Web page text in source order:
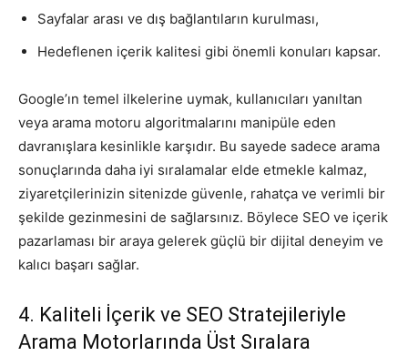
Sayfalar arası ve dış bağlantıların kurulması,
Hedeflenen içerik kalitesi gibi önemli konuları kapsar.
Google’ın temel ilkelerine uymak, kullanıcıları yanıltan
veya arama motoru algoritmalarını manipüle eden
davranışlara kesinlikle karşıdır. Bu sayede sadece arama
sonuçlarında daha iyi sıralamalar elde etmekle kalmaz,
ziyaretçilerinizin sitenizde güvenle, rahatça ve verimli bir
şekilde gezinmesini de sağlarsınız. Böylece SEO ve içerik
pazarlaması bir araya gelerek güçlü bir dijital deneyim ve
kalıcı başarı sağlar.
4. Kaliteli İçerik ve SEO Stratejileriyle
Arama Motorlarında Üst Sıralara